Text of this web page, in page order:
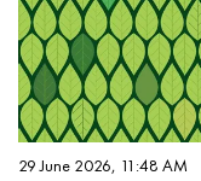
29 June 2026, 11:48 AM